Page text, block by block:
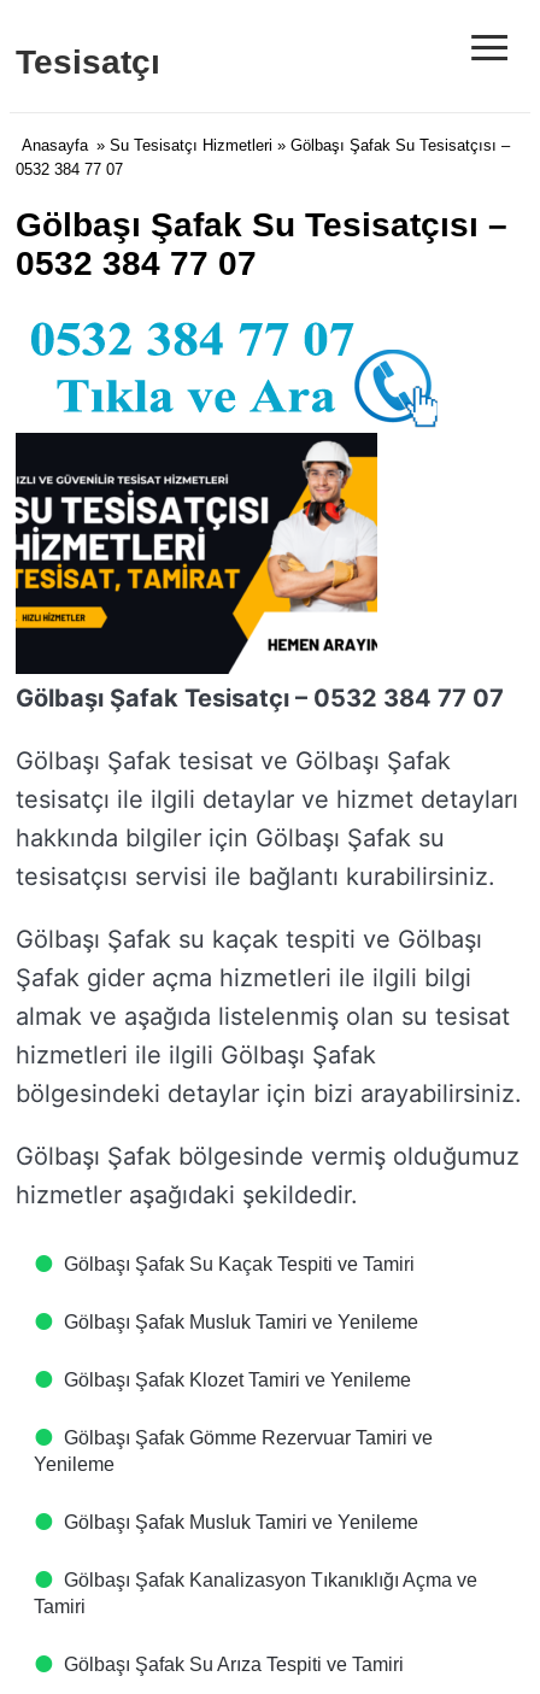
Tesisatçı ≡
Anasayfa » Su Tesisatçı Hizmetleri » Gölbaşı Şafak Su Tesisatçısı –
0532 384 77 07
Gölbaşı Şafak Su Tesisatçısı –
0532 384 77 07
Gölbaşı Şafak Tesisatçı – 0532 384 77 07
Gölbaşı Şafak tesisat ve Gölbaşı Şafak
tesisatçı ile ilgili detaylar ve hizmet detayları
hakkında bilgiler için Gölbaşı Şafak su
tesisatçısı servisi ile bağlantı kurabilirsiniz.
Gölbaşı Şafak su kaçak tespiti ve Gölbaşı
Şafak gider açma hizmetleri ile ilgili bilgi
almak ve aşağıda listelenmiş olan su tesisat
hizmetleri ile ilgili Gölbaşı Şafak
bölgesindeki detaylar için bizi arayabilirsiniz.
Gölbaşı Şafak bölgesinde vermiş olduğumuz
hizmetler aşağıdaki şekildedir.
Gölbaşı Şafak Su Kaçak Tespiti ve Tamiri
Gölbaşı Şafak Musluk Tamiri ve Yenileme
Gölbaşı Şafak Klozet Tamiri ve Yenileme
Gölbaşı Şafak Gömme Rezervuar Tamiri ve
Yenileme
Gölbaşı Şafak Musluk Tamiri ve Yenileme
Gölbaşı Şafak Kanalizasyon Tıkanıklığı Açma ve
Tamiri
Gölbaşı Şafak Su Arıza Tespiti ve Tamiri